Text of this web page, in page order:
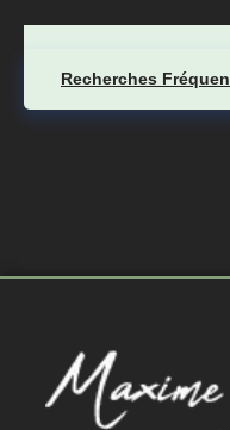
Recherches